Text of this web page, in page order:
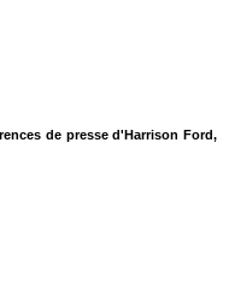
de presse d'Harrison Ford,